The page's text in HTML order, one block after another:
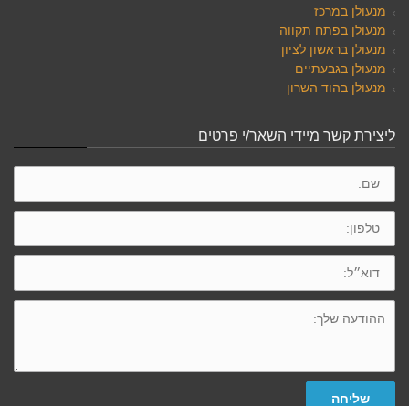
מנעולן במרכז
מנעולן בפתח תקווה
מנעולן בראשון לציון
מנעולן בגבעתיים
מנעולן בהוד השרון
ליצירת קשר מיידי השאר/י פרטים
שם:
טלפון:
דוא״ל:
ההודעה
שלך:
שליחה